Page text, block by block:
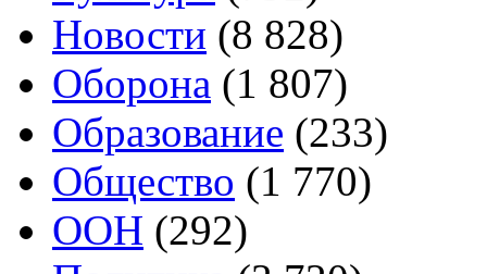
Новости (8 828)
Оборона (1 807)
Образование (233)
Общество (1 770)
ООН (292)